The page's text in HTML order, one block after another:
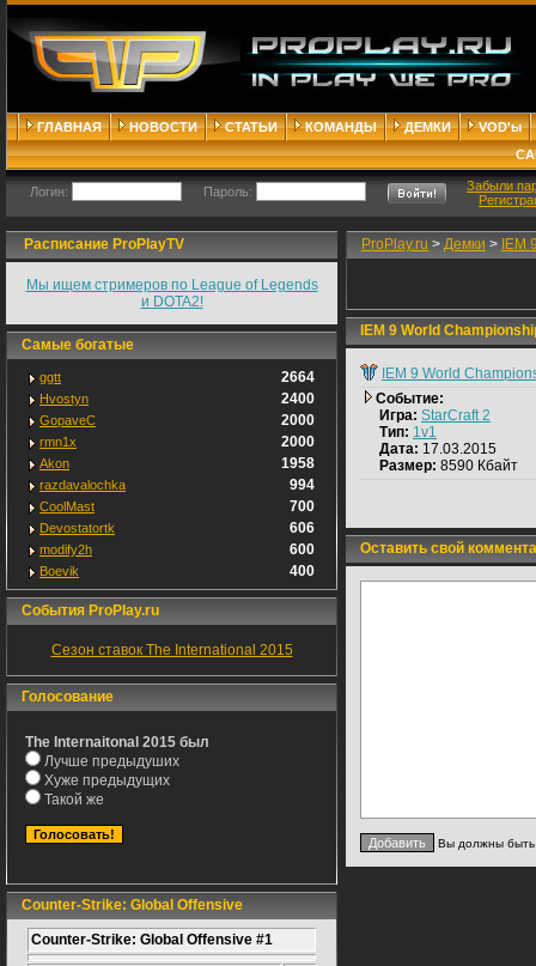
ГЛАВНАЯ НОВОСТИ СТАТЬИ КОМАНДЫ ДЕМКИ
VOD'ы
Логин: Пароль:
Забыли
Расписание ProPlayTV
Мы ищем стримеров по League of Legends
и DOTA2!
Самые богатые
ggtt 2664
Hvostyn 2400
GopaveC 2000
rmn1x 2000
Akon 1958
razdavalochka 994
CoolMast 700
Devostatortk 606
modify2h 600
Boevik 400
События ProPlay.ru
Сезон ставок The International 2015
Голосование
The Internaitonal 2015 был
Лучше предыдуших
Хуже предыдущих
Такой же
Counter-Strike: Global Offensive
Counter-Strike: Global Offensive #1
ProPlay.ru > Демки > IEM
IEM 9 World
IEM 9 World
Событие:
Игра: StarCraft 2
Тип: 1v1
Дата: 17.03.2015
Размер: 8590 Кбайт
Оставить свой
Вы должны